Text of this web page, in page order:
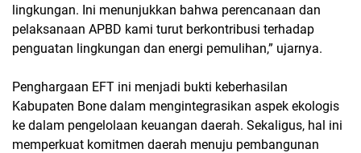
lingkungan. Ini menunjukkan bahwa perencanaan dan
pelaksanaan APBD kami turut berkontribusi terhadap
penguatan lingkungan dan energi pemulihan,” ujarnya.
Penghargaan EFT ini menjadi bukti keberhasilan
Kabupaten Bone dalam mengintegrasikan aspek ekologis
ke dalam pengelolaan keuangan daerah. Sekaligus, hal ini
memperkuat komitmen daerah menuju pembangunan